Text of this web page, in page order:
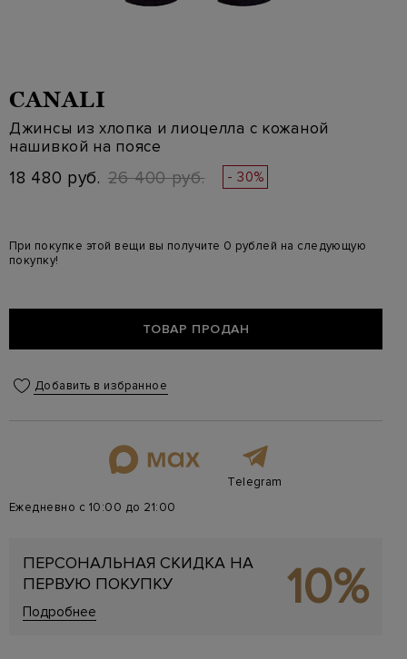
CANALI
Джинсы из хлопка и лиоцелла с кожаной
нашивкой на поясе
18 480 руб. 26 400 руб. - 30%
При покупке этой вещи вы получите 0 рублей на следующую
покупку!
ТОВАР ПРОДАН
Добавить в избранное
Telegram
Ежедневно с 10:00 до 21:00
ПЕРСОНАЛЬНАЯ СКИДКА НА
ПЕРВУЮ ПОКУПКУ
Подробнее 10%